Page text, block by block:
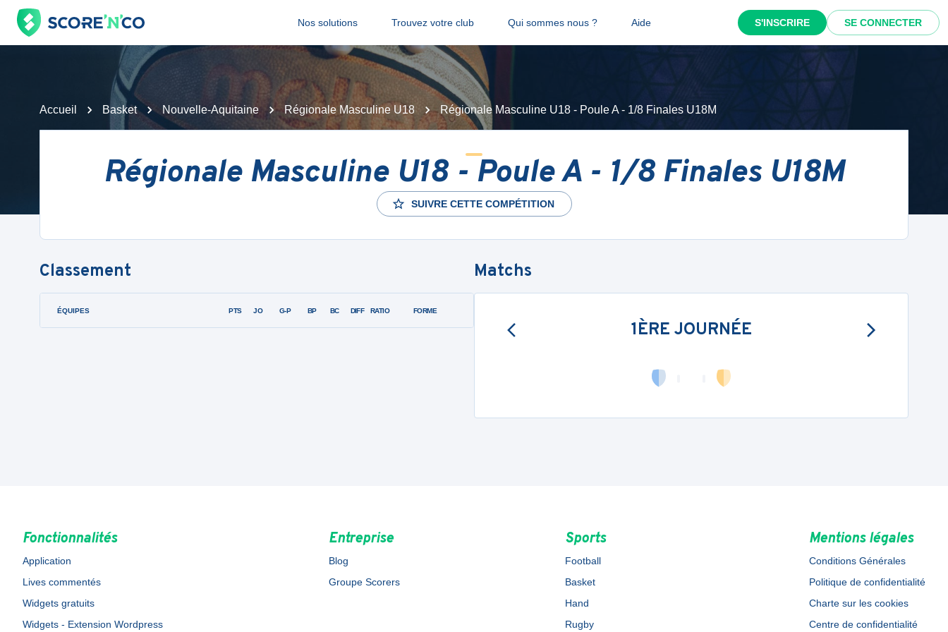
Nos solutions Trouvez votre club Qui sommes nous ? Aide S'INSCRIRE SE CONNECTER
Accueil Basket Nouvelle-Aquitaine Régionale Masculine U18 Régionale Masculine U18 - Poule A - 1/8 Finales U18M
Régionale Masculine U18 - Poule A - 1/8 Finales U18M
SUIVRE CETTE COMPÉTITION
Classement
ÉQUIPES PTS JO G-P BP BC DIFF RATIO FORME
Matchs
1ÈRE JOURNÉE
Fonctionnalités
Application
Lives commentés
Widgets gratuits
Widgets - Extension Wordpress
Entreprise
Blog
Groupe Scorers
Sports
Football
Basket
Hand
Rugby
Mentions légales
Conditions Générales
Politique de confidentialité
Charte sur les cookies
Centre de confidentialité